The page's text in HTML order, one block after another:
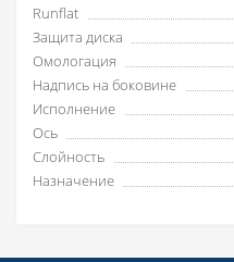
Runflat
Защита диска
Омологация
Надпись на боковине
Исполнение
Ось
Слойность
Назначение